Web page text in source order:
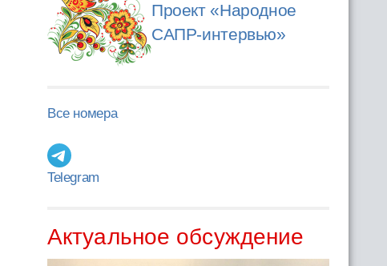
Проект «Народное
САПР-интервью»
Все номера
Telegram
Актуальное обсуждение